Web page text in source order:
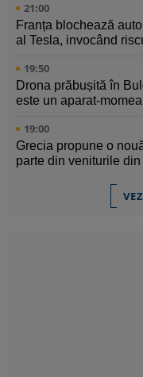
21:00
Franța blochează
al Tesla, invocând
19:50
Drona prăbușită în
este un aparat-
19:00
Grecia propune o
parte din veniturile